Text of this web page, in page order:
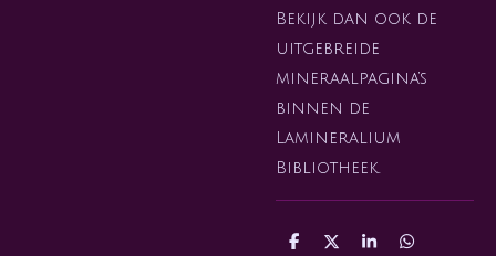
Bekijk dan ook de
uitgebreide
mineraalpagina’s
binnen de
Lamineralium
Bibliotheek.
D
D
S
D